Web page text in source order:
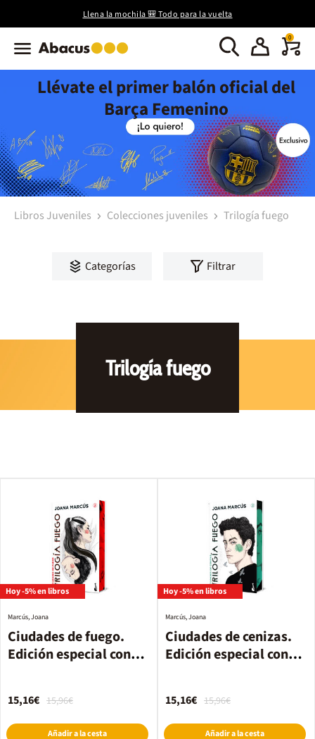
Llena la mochila 🎒 Todo para la vuelta
0
Llévate el primer balón oficial del
Barça Femenino
Libros Juveniles Colecciones juveniles Trilogía fuego
Categorías Filtrar
Trilogía fuego
Hoy -5% en libros
Ciudades de fuego.
Edición especial con
Marcús, Joana
15,96€
15,16€
Añadir a la cesta
Hoy -5% en libros
Ciudades de cenizas.
Edición especial con
Marcús, Joana
15,96€
15,16€
Añadir a la cesta